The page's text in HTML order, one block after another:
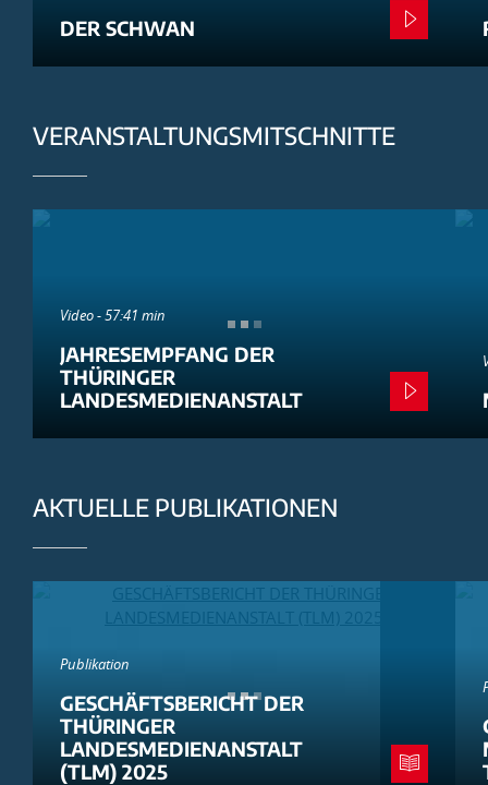
DER SCHWAN
VERANSTALTUNGSMITSCHNITTE
Video - 57:41 min
JAHRESEMPFANG DER
THÜRINGER
LANDESMEDIENANSTALT
AKTUELLE PUBLIKATIONEN
Publikation
GESCHÄFTSBERICHT DER
THÜRINGER
LANDESMEDIENANSTALT
(TLM) 2025